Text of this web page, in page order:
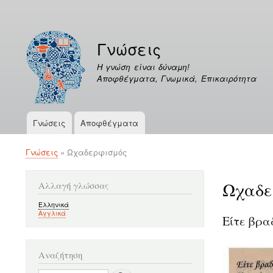
λογαριασμού
χρήστη
Γνώσεις
Η γνώση είναι δύναμη!
Αποφθέγματα, Γνωμικά, Επικαιρότητα
Κεντρική
Γνώσεις Αποφθέγματα
Breadcrumb
Γνώσεις Ωχαδερφισμός
Είτε
Αλλαγή γλώσσας
Ελληνικά
Αγγλικά
Αναζήτηση